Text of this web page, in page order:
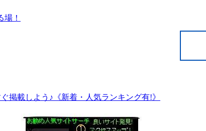
載しよう♪《新着・人気ランキング有!》